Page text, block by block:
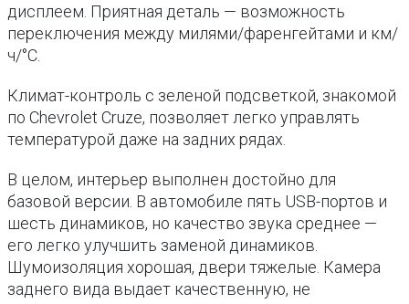
дисплеем. Приятная деталь — возможность
переключения между милями/фаренгейтами и км/
ч/°C.
Климат-контроль с зеленой подсветкой, знакомой
по Chevrolet Cruze, позволяет легко управлять
температурой даже на задних рядах.
В целом, интерьер выполнен достойно для
базовой версии. В автомобиле пять USB-портов и
шесть динамиков, но качество звука среднее —
его легко улучшить заменой динамиков.
Шумоизоляция хорошая, двери тяжелые. Камера
заднего вида выдает качественную, не